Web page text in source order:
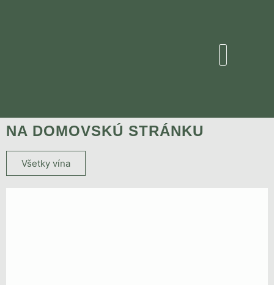
NA DOMOVSKÚ STRÁNKU
Všetky vína